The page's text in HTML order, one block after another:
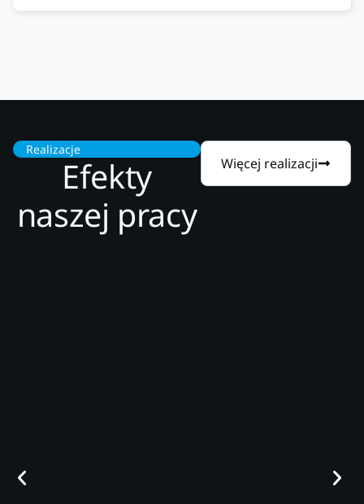
Realizacje
Efekty
naszej pracy
Więcej realizacji